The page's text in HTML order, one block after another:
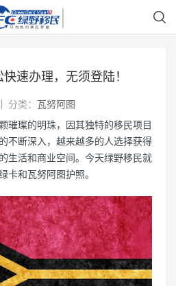
速办理，无须登陆！
分类： 瓦努阿图
璀璨的明珠，因其独特的移民项目
不断深入，越来越多的人选择获得
生活和商业空间。今天绿野移民就
卡和瓦努阿图护照。